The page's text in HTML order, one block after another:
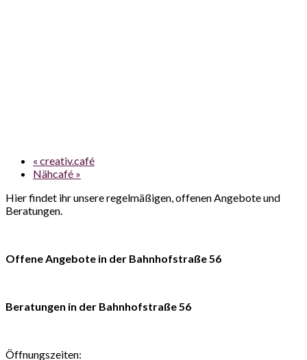
« creativ.café
Nähcafé »
Hier findet ihr unsere regelmäßigen, offenen Angebote und
Beratungen.
Offene Angebote in der Bahnhofstraße 56
Beratungen in der Bahnhofstraße 56
Öffnungszeiten: